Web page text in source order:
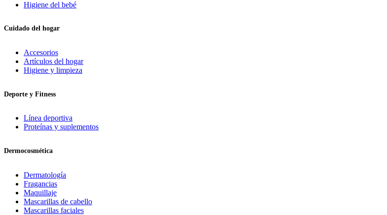
Higiene del bebé
Cuidado del hogar
Accesorios
Artículos del hogar
Higiene y limpieza
Deporte y Fitness
Línea deportiva
Proteínas y suplementos
Dermocosmética
Dermatología
Fragancias
Maquillaje
Mascarillas de cabello
Mascarillas faciales